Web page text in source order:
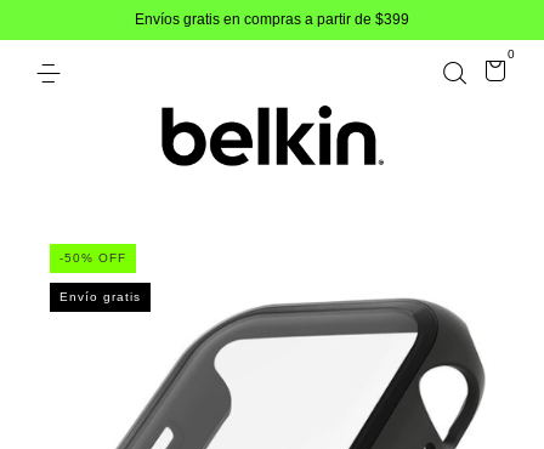
Envíos gratis en compras a partir de $399
0
-50% OFF
Envío gratis